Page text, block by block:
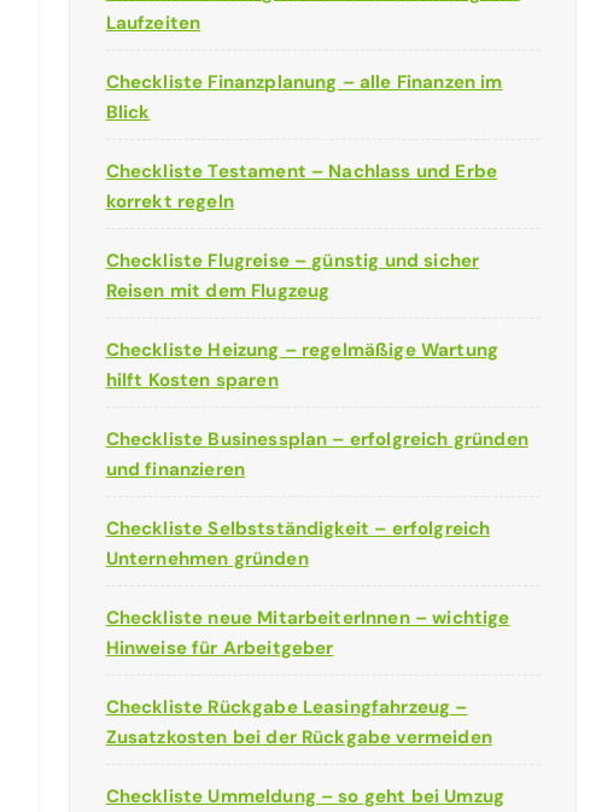
Laufzeiten
Checkliste Finanzplanung – alle Finanzen im
Blick
Checkliste Testament – Nachlass und Erbe
korrekt regeln
Checkliste Flugreise – günstig und sicher
Reisen mit dem Flugzeug
Checkliste Heizung – regelmäßige Wartung
hilft Kosten sparen
Checkliste Businessplan – erfolgreich gründen
und finanzieren
Checkliste Selbstständigkeit – erfolgreich
Unternehmen gründen
Checkliste neue MitarbeiterInnen – wichtige
Hinweise für Arbeitgeber
Checkliste Rückgabe Leasingfahrzeug –
Zusatzkosten bei der Rückgabe vermeiden
Checkliste Ummeldung – so geht bei Umzug